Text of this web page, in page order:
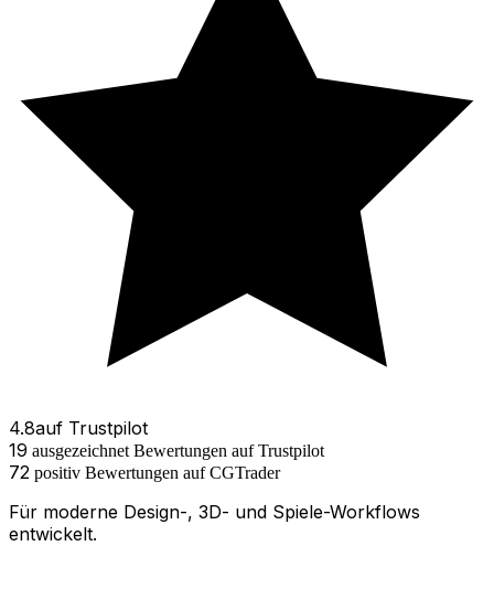
4.8auf Trustpilot
19 ausgezeichnet Bewertungen auf Trustpilot
72 positiv Bewertungen auf CGTrader
Für moderne Design-, 3D- und Spiele-Workflows
entwickelt.